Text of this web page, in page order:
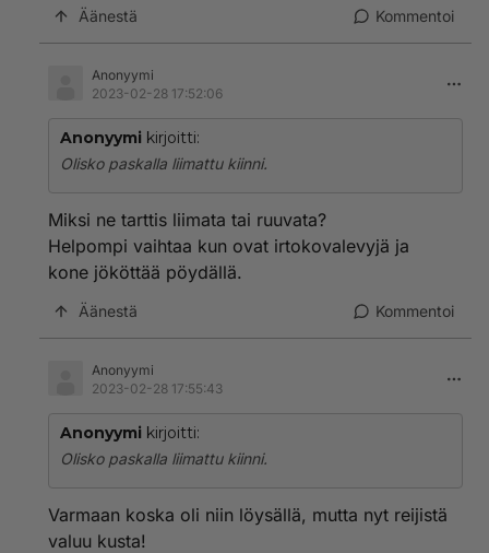
Äänestä Kommentoi
Anonyymi
2023-02-28 17:52:06
Anonyymi kirjoitti:
Olisko paskalla liimattu kiinni.
Miksi ne tarttis liimata tai ruuvata?
Helpompi vaihtaa kun ovat irtokovalevyjä ja
kone jököttää pöydällä.
Äänestä Kommentoi
Anonyymi
2023-02-28 17:55:43
Anonyymi kirjoitti:
Olisko paskalla liimattu kiinni.
Varmaan koska oli niin löysällä, mutta nyt reijistä
valuu kusta!